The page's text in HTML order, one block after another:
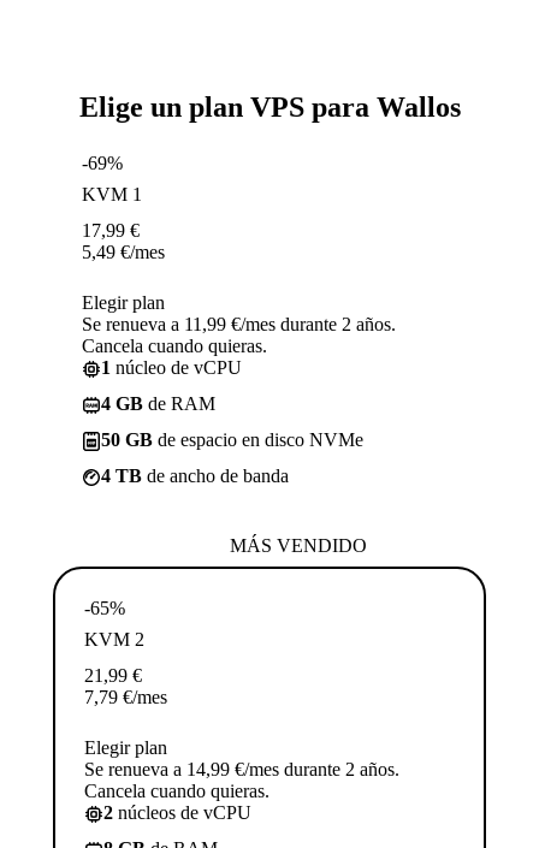
Elige un plan VPS para Wallos
-69%
KVM 1
17,99 €
5,49 €/mes
Elegir plan
Se renueva a 11,99 €/mes durante 2 años.
Cancela cuando quieras.
1 núcleo de vCPU
4 GB de RAM
50 GB de espacio en disco NVMe
4 TB de ancho de banda
MÁS VENDIDO
-65%
KVM 2
21,99 €
7,79 €/mes
Elegir plan
Se renueva a 14,99 €/mes durante 2 años.
Cancela cuando quieras.
2 núcleos de vCPU